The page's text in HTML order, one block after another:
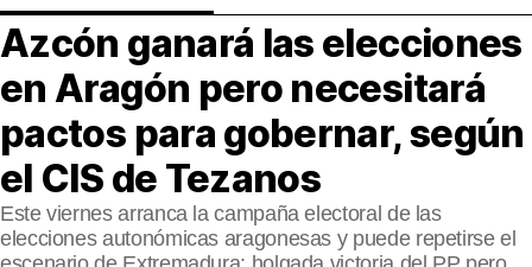
COMUNIDADES
ElConstitucional TV
MásQueTele
ElConstitucional +
MásQueEstilo
Azcón ganará las elecciones
en Aragón pero necesitará
pactos para gobernar, según
el CIS de Tezanos
Este viernes arranca la campaña electoral de las
elecciones autonómicas aragonesas y puede repetirse el